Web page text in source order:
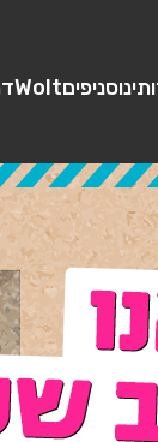
סניפיםWolt